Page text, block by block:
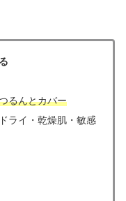
るんとカバー
ライ・乾燥肌・敏感